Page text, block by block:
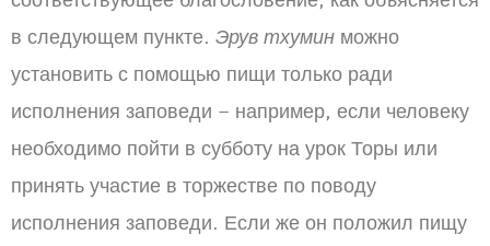
в следующем пункте. Эрув тхумин можно
установить с помощью пищи только ради
исполнения заповеди – например, если человеку
необходимо пойти в субботу на урок Торы или
принять участие в торжестве по поводу
исполнения заповеди. Если же он положил пищу